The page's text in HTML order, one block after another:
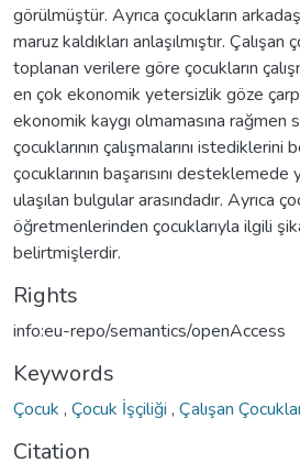
görülmüştür. Ayrıca çocukların
maruz kaldıkları anlaşılmıştır.
toplanan verilere göre çocukların
en çok ekonomik yetersizlik göze
ekonomik kaygı olmamasına rağmen
çocuklarının çalışmalarını
çocuklarının başarısını desteklemede
ulaşılan bulgular arasındadır. Ayrıca
öğretmenlerinden çocuklarıyla ilgili
belirtmişlerdir.
Rights
info:eu-repo/semantics/openAccess
Keywords
Çocuk , Çocuk İşçiliği , Çalışan
Citation